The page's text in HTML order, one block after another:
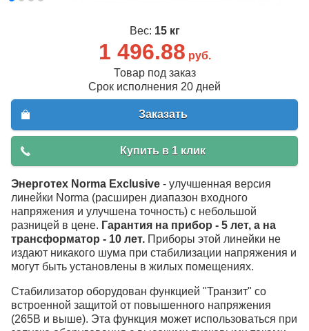
Вес: 15 кг
1 496.88 руб.
Товар под заказ
Срок исполнения 20 дней
Заказать
Купить в 1 клик
Энерготех Norma Exclusive - улучшенная версия
линейки Norma (расширен диапазон входного
напряжения и улучшена точность) с небольшой
разницей в цене. Гарантия на прибор - 5 лет, а на
трансформатор - 10 лет. Приборы этой линейки не
издают никакого шума при стабилизации напряжения и
могут быть установлены в жилых помещениях.
Стабилизатор оборудован функцией "Транзит" со
встроенной защитой от повышенного напряжения
(265В и выше). Эта функция может использоваться при